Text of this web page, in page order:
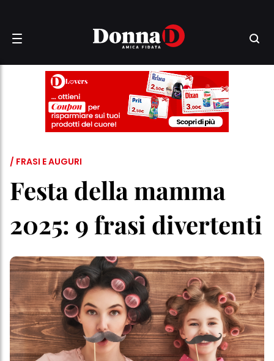
/ FRASI E AUGURI
Festa della mamma
2025: 9 frasi divertenti